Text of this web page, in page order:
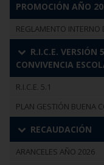
PROMOCIÓN AÑO
REGLAMENTO
R.I.C.E. VERSIÓN
CONVIVENCIA
R.I.C.E. 5.1
PLAN GESTIÓN BUENA
RECAUDACIÓN
ARANCELES AÑO 2026